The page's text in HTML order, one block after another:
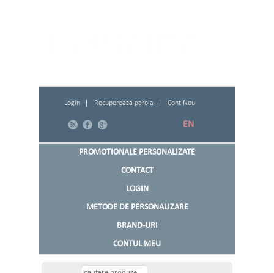
Login Recupereaza parola Cont Nou
EN
PROMOTIONALE PERSONALIZATE
CONTACT
LOGIN
METODE DE PERSONALIZARE
BRAND-URI
CONTUL MEU